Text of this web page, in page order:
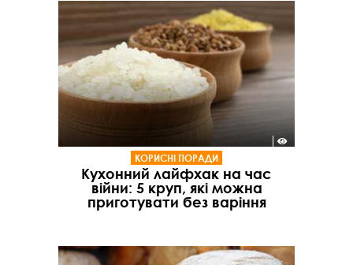
КОРИСНІ ПОРАДИ
Кухонний лайфхак на час
війни: 5 круп, які можна
приготувати без варіння